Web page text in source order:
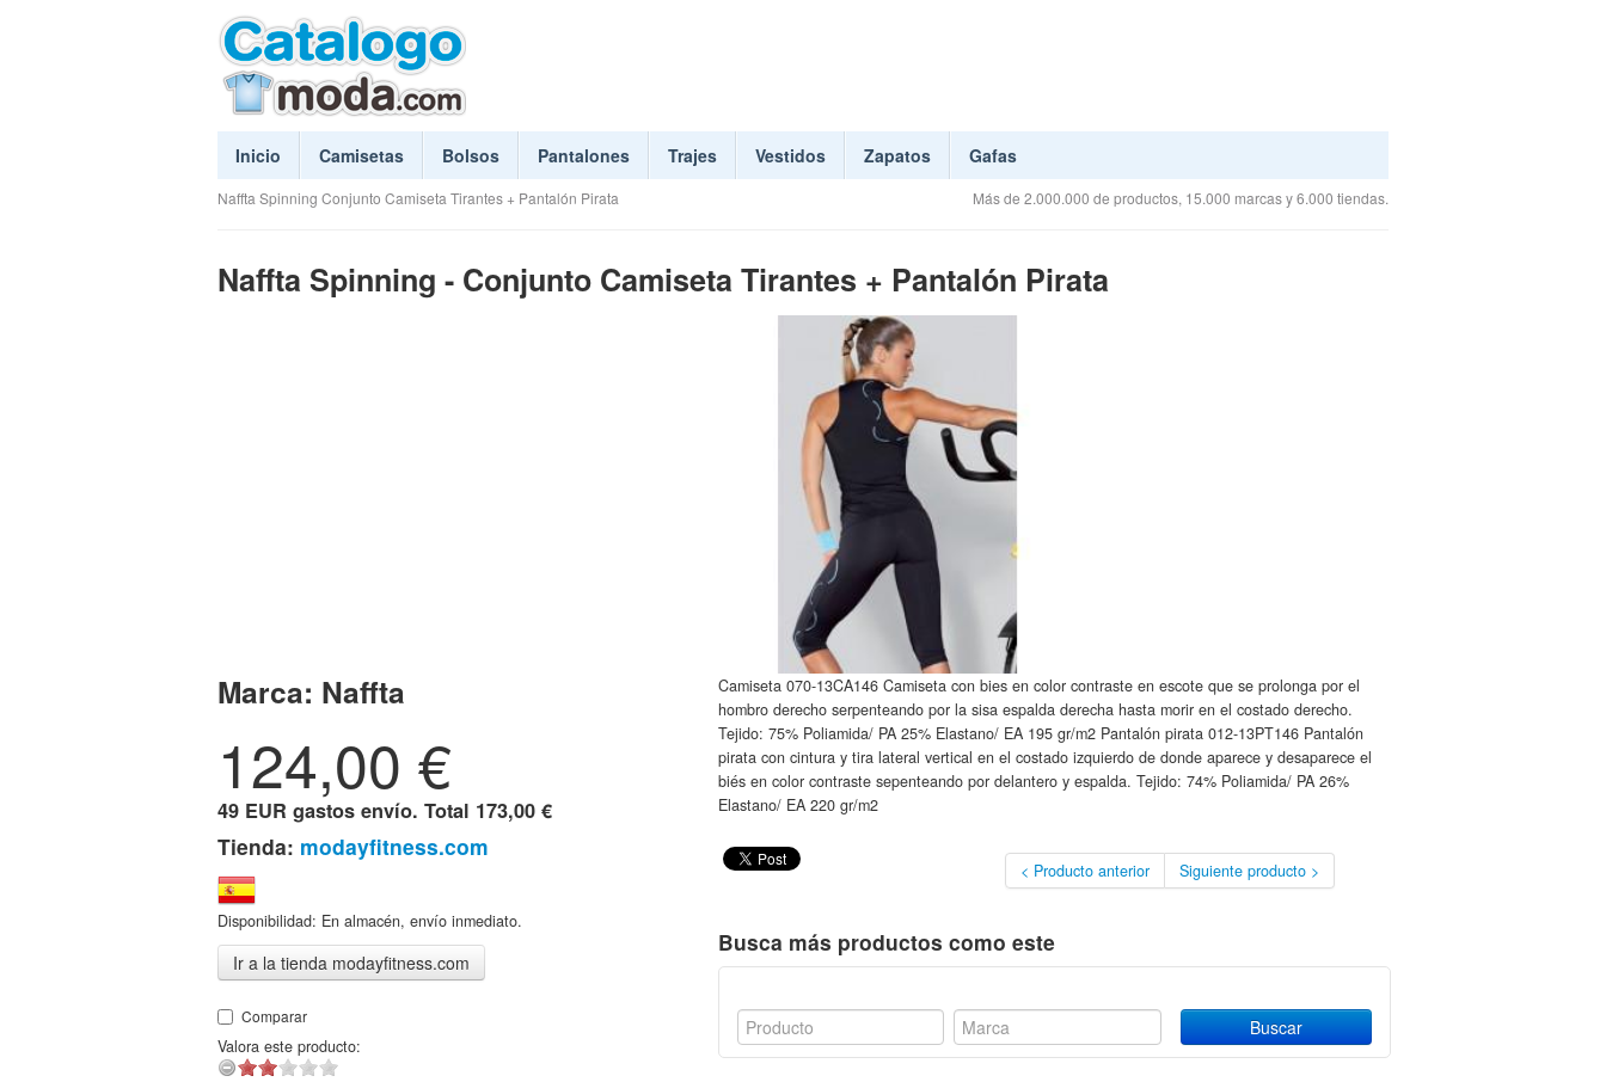
Inicio Camisetas Bolsos Pantalones Trajes Vestidos Zapatos Gafas
Naffta Spinning Conjunto Camiseta Tirantes + Pantalón Pirata Más de 2.000.000 de productos, 15.000 marcas y 6.000 tiendas.
Naffta Spinning - Conjunto Camiseta Tirantes + Pantalón Pirata
Marca: Naffta
124,00 €
49 EUR gastos envío. Total 173,00 €
Tienda: modayfitness.com
Disponibilidad: En almacén, envío inmediato.
Ir a la tienda modayfitness.com
Comparar
Valora este producto:
Camiseta 070-13CA146 Camiseta con bies en color contraste en escote que se prolonga por el
hombro derecho serpenteando por la sisa espalda derecha hasta morir en el costado derecho.
Tejido: 75% Poliamida/ PA 25% Elastano/ EA 195 gr/m2 Pantalón pirata 012-13PT146 Pantalón
pirata con cintura y tira lateral vertical en el costado izquierdo de donde aparece y desaparece el
biés en color contraste sepenteando por delantero y espalda. Tejido: 74% Poliamida/ PA 26%
Elastano/ EA 220 gr/m2
< Producto anterior Siguiente producto >
Busca más productos como este